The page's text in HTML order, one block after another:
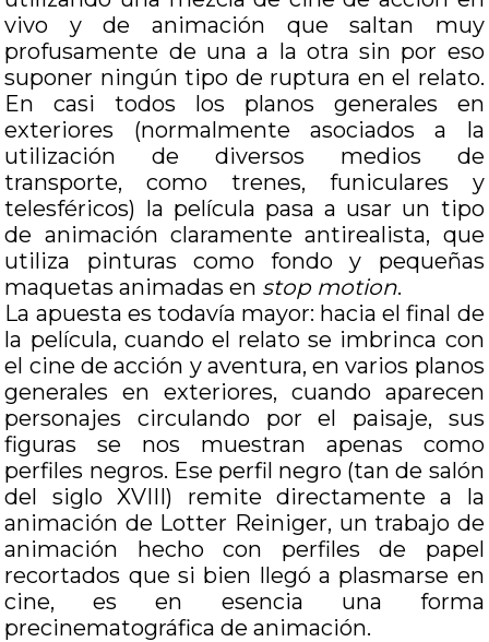
vivo y de animación que saltan muy
profusamente de una a la otra sin por eso
suponer ningún tipo de ruptura en el relato.
En casi todos los planos generales en
exteriores (normalmente asociados a la
utilización de diversos medios de
transporte, como trenes, funiculares y
telesféricos) la película pasa a usar un tipo
de animación claramente antirealista, que
utiliza pinturas como fondo y pequeñas
maquetas animadas en stop motion.
La apuesta es todavía mayor: hacia el final de
la película, cuando el relato se imbrinca con
el cine de acción y aventura, en varios planos
generales en exteriores, cuando aparecen
personajes circulando por el paisaje, sus
figuras se nos muestran apenas como
perfiles negros. Ese perfil negro (tan de salón
del siglo XVIII) remite directamente a la
animación de Lotter Reiniger, un trabajo de
animación hecho con perfiles de papel
recortados que si bien llegó a plasmarse en
cine, es en esencia una forma
precinematográfica de animación.